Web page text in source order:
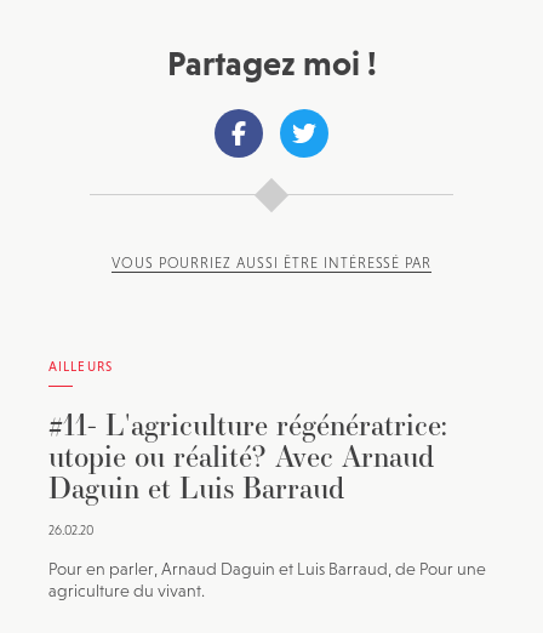
Partagez moi !
VOUS POURRIEZ AUSSI ÊTRE INTÉRESSÉ PAR
AILLEURS
#11- L'agriculture régénératrice:
utopie ou réalité? Avec Arnaud
Daguin et Luis Barraud
26.02.20
Pour en parler, Arnaud Daguin et Luis Barraud, de Pour une
agriculture du vivant.